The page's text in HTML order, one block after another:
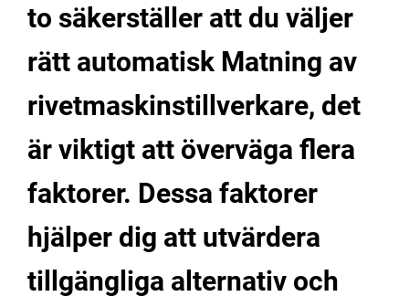
to säkerställer att du väljer
rätt automatisk Matning av
rivetmaskinstillverkare, det
är viktigt att överväga flera
faktorer. Dessa faktorer
hjälper dig att utvärdera
tillgängliga alternativ och